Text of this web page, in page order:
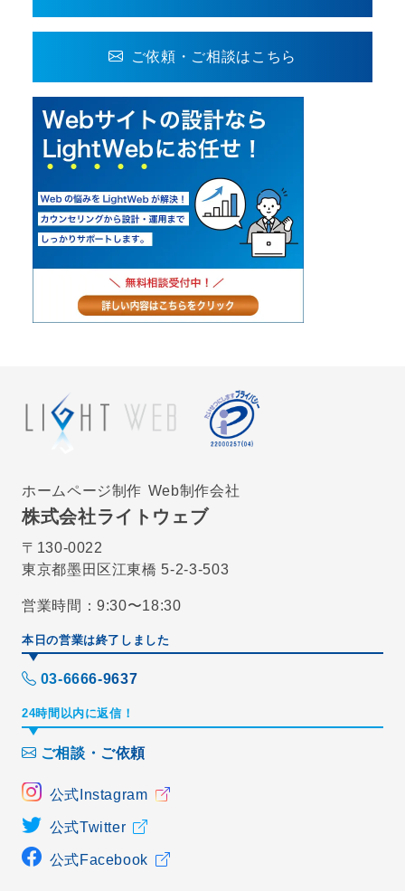
ご依頼・ご相談はこちら
ホームページ制作 Web制作会社
株式会社ライトウェブ
〒130-0022
東京都墨田区江東橋 5-2-3-503
営業時間：9:30〜18:30
本日の営業は終了しました
03-6666-9637
24時間以内に返信！
ご相談・ご依頼
公式Instagram
公式Twitter
公式Facebook